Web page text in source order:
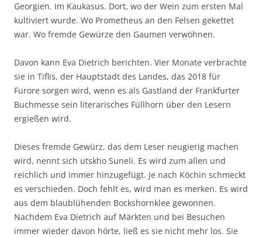
Georgien. Im Kaukasus. Dort, wo der Wein zum ersten Mal
kultiviert wurde. Wo Prometheus an den Felsen gekettet
war. Wo fremde Gewürze den Gaumen verwöhnen.
Davon kann Eva Dietrich berichten. Vier Monate verbrachte
sie in Tiflis, der Hauptstadt des Landes, das 2018 für
Furore sorgen wird, wenn es als Gastland der Frankfurter
Buchmesse sein literarisches Füllhorn über den Lesern
ergießen wird.
Dieses fremde Gewürz, das dem Leser neugierig machen
wird, nennt sich utskho Suneli. Es wird zum allen und
reichlich und immer hinzugefügt. Je nach Köchin schmeckt
es verschieden. Doch fehlt es, wird man es merken. Es wird
aus dem blaublühenden Bockshornklee gewonnen.
Nachdem Eva Dietrich auf Märkten und bei Besuchen
immer wieder davon hörte, ließ es sie nicht mehr los. Sie